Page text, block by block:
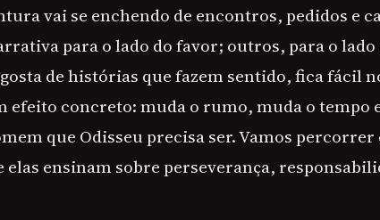
vai se enchendo de encontros, pedidos e
para o lado do favor; outros, para o lado
de histórias que fazem sentido, fica fácil
efeito concreto: muda o rumo, muda o tempo
que Odisseu precisa ser. Vamos percorrer
ensinam sobre perseverança,